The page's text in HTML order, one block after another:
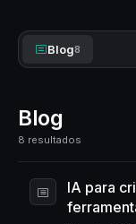
Blog8
Blog
8 resultados
IA para